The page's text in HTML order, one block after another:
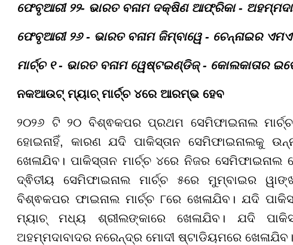
ଫେବୃଆରୀ ୨୨- ଭାରତ ବନାମ ଦକ୍ଷିଣ ଆଫ୍ରିକା -
ଫେବୃଆରୀ ୨୬ - ଭାରତ ବନାମ ଜିମ୍ବାୱେ - ଚେନ୍ନାଇର
ମାର୍ଚ୍ଚ ୧ - ଭାରତ ବନାମ ୱେଷ୍ଟଇଣ୍ଡିଜ୍ - କୋଲକାତାର
ନକଆଉଟ୍ ମ୍ୟାଚ୍ ମାର୍ଚ୍ଚ ୪ରେ ଆରମ୍ଭ ହେବ
୨୦୨୬ ଟି ୨୦ ବିଶ୍ଵକପର ପ୍ରଥମ ସେମିଫାଇନାଲ
ହୋଇନାହିଁ, କାରଣ ଯଦି ପାକିସ୍ତାନ ସେମିଫାଇନାଲକୁ
ଖେଳାଯିବ। ପାକିସ୍ତାନ ମାର୍ଚ୍ଚ ୪ରେ ନିଜର
ଦ୍ଵିତୀୟ ସେମିଫାଇନାଲ ମାର୍ଚ୍ଚ ୫ରେ ମୁମ୍ବାଇର
ବିଶ୍ଵକପର ଫାଇନାଲ ମାର୍ଚ୍ଚ ୮ରେ ଖେଳାଯିବ। ଯଦି
ମ୍ୟାଚ୍ ମଧ୍ୟ ଶ୍ରୀଲଙ୍କାରେ ଖେଳାଯିବ। ଯଦି
ଅହମ୍ମଦାବାଦର ନରେନ୍ଦ୍ର ମୋଦୀ ଷ୍ଟାଡିୟମରେ ଖେଳାଯିବ।